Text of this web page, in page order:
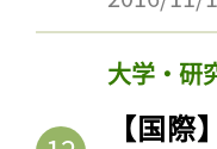
大学・研
【国